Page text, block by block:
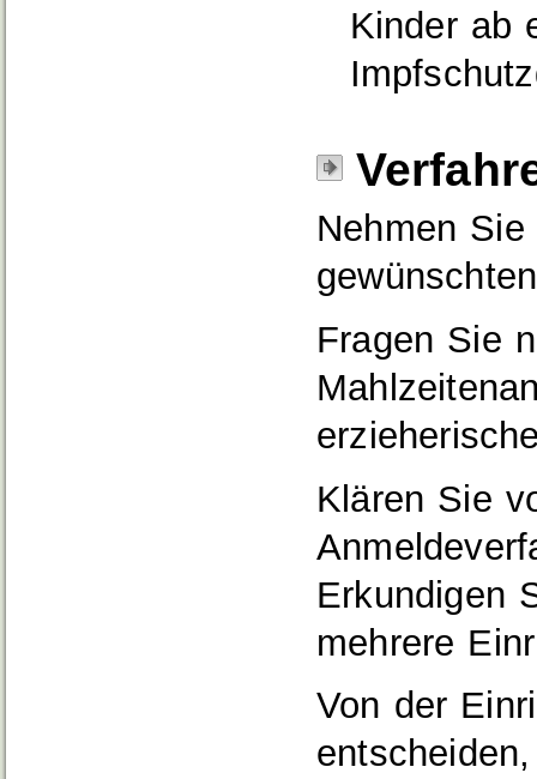
Kinder ab
Nehmen
Fragen Sie
Klären Sie
Erkundigen
mehrere
Von der